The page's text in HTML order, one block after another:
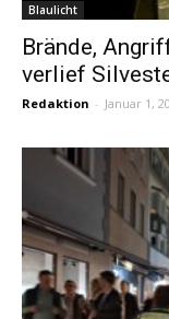
Blaulicht
Brände,
verlief
Redaktion - Januar 1,